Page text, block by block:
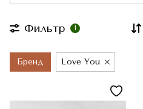
Фильтр 1
Бренд Love You